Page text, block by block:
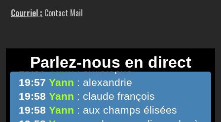
Courriel : Contact Mail